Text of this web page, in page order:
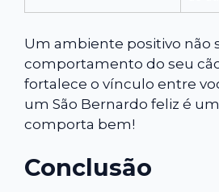
Um ambiente positivo não
comportamento do seu
fortalece o vínculo entre
um São Bernardo feliz é
comporta bem!
Conclusão